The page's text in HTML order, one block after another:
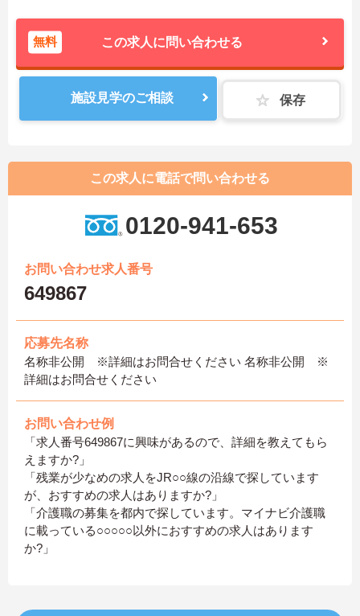
無料 この求人に問い合わせる
施設見学のご相談 保存
この求人に電話で問い合わせる
0120-941-653
お問い合わせ求人番号
649867
応募先名称
名称非公開 ※詳細はお問合せください 名称非公開 ※
詳細はお問合せください
お問い合わせ例
「求人番号649867に興味があるので、詳細を教えてもら
えますか?」
「残業が少なめの求人をJR○○線の沿線で探しています
が、おすすめの求人はありますか?」
「介護職の募集を都内で探しています。マイナビ介護職
に載っている○○○○○以外におすすめの求人はあります
か?」